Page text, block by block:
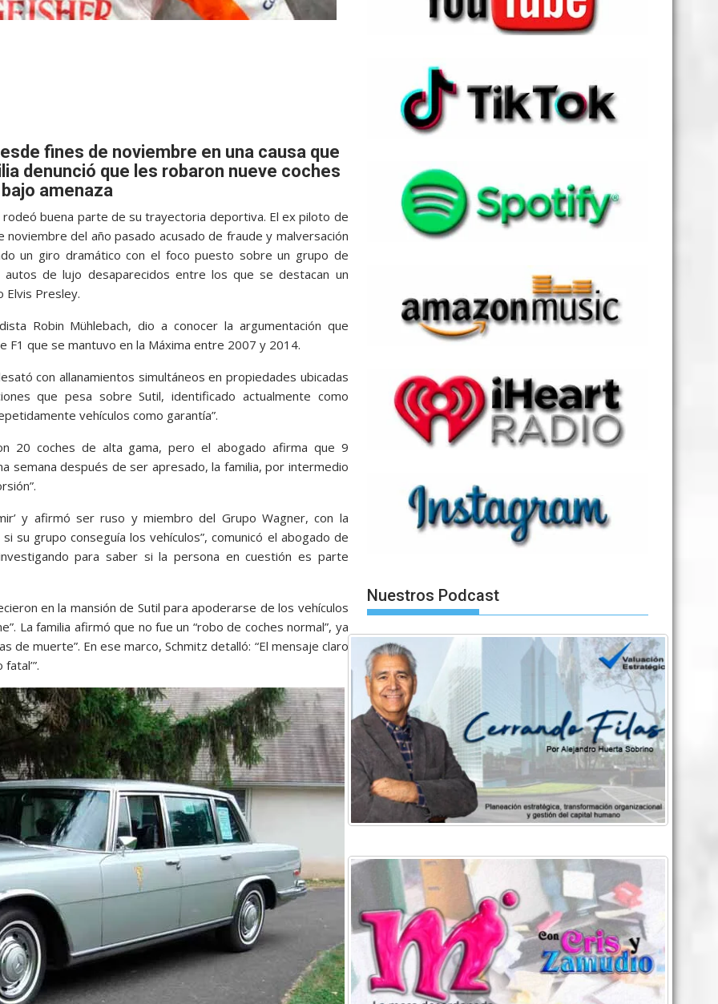
fines de noviembre en una causa que
denunció que les robaron nueve coches
amenaza
buena parte de su trayectoria deportiva. El ex piloto de
del año pasado acusado de fraude y malversación
un giro dramático con el foco puesto sobre un grupo de
de lujo desaparecidos entre los que se destacan un
Elvis Presley.
Robin Mühlebach, dio a conocer la argumentación que
que se mantuvo en la Máxima entre 2007 y 2014.
con allanamientos simultáneos en propiedades ubicadas
que pesa sobre Sutil, identificado actualmente como
vehículos como garantía”.
20 coches de alta gama, pero el abogado afirma que 9
semana después de ser apresado, la familia, por intermedio
y afirmó ser ruso y miembro del Grupo Wagner, con la
su grupo conseguía los vehículos”, comunicó el abogado de
para saber si la persona en cuestión es parte
en la mansión de Sutil para apoderarse de los vehículos
La familia afirmó que no fue un “robo de coches normal”, ya
de muerte”. En ese marco, Schmitz detalló: “El mensaje claro
Nuestros Podcast